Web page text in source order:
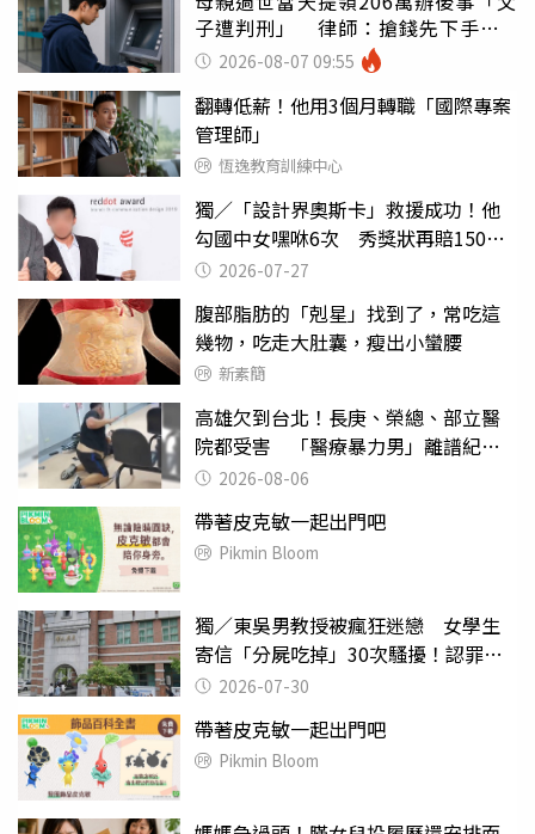
子遭判刑」 律師：搶錢先下手是
罪 2026-08-07 09:55
翻轉低薪！他用3個月轉職「國際專案
管理師」
恆逸教育訓練中心
獨／「設計界奧斯卡」救援成功！他
勾國中女嘿咻6次 秀獎狀再賠150萬
免關2026-07-27
腹部脂肪的「剋星」找到了，常吃這
幾物，吃走大肚囊，瘦出小蠻腰
新素簡
高雄欠到台北！長庚、榮總、部立醫
院都受害 「醫療暴力男」離譜紀錄
曝光2026-08-06
帶著皮克敏一起出門吧
Pikmin Bloom
獨／東吳男教授被瘋狂迷戀 女學生
寄信「分屍吃掉」30次騷擾！認罪免
關 2026-07-30
帶著皮克敏一起出門吧
Pikmin Bloom